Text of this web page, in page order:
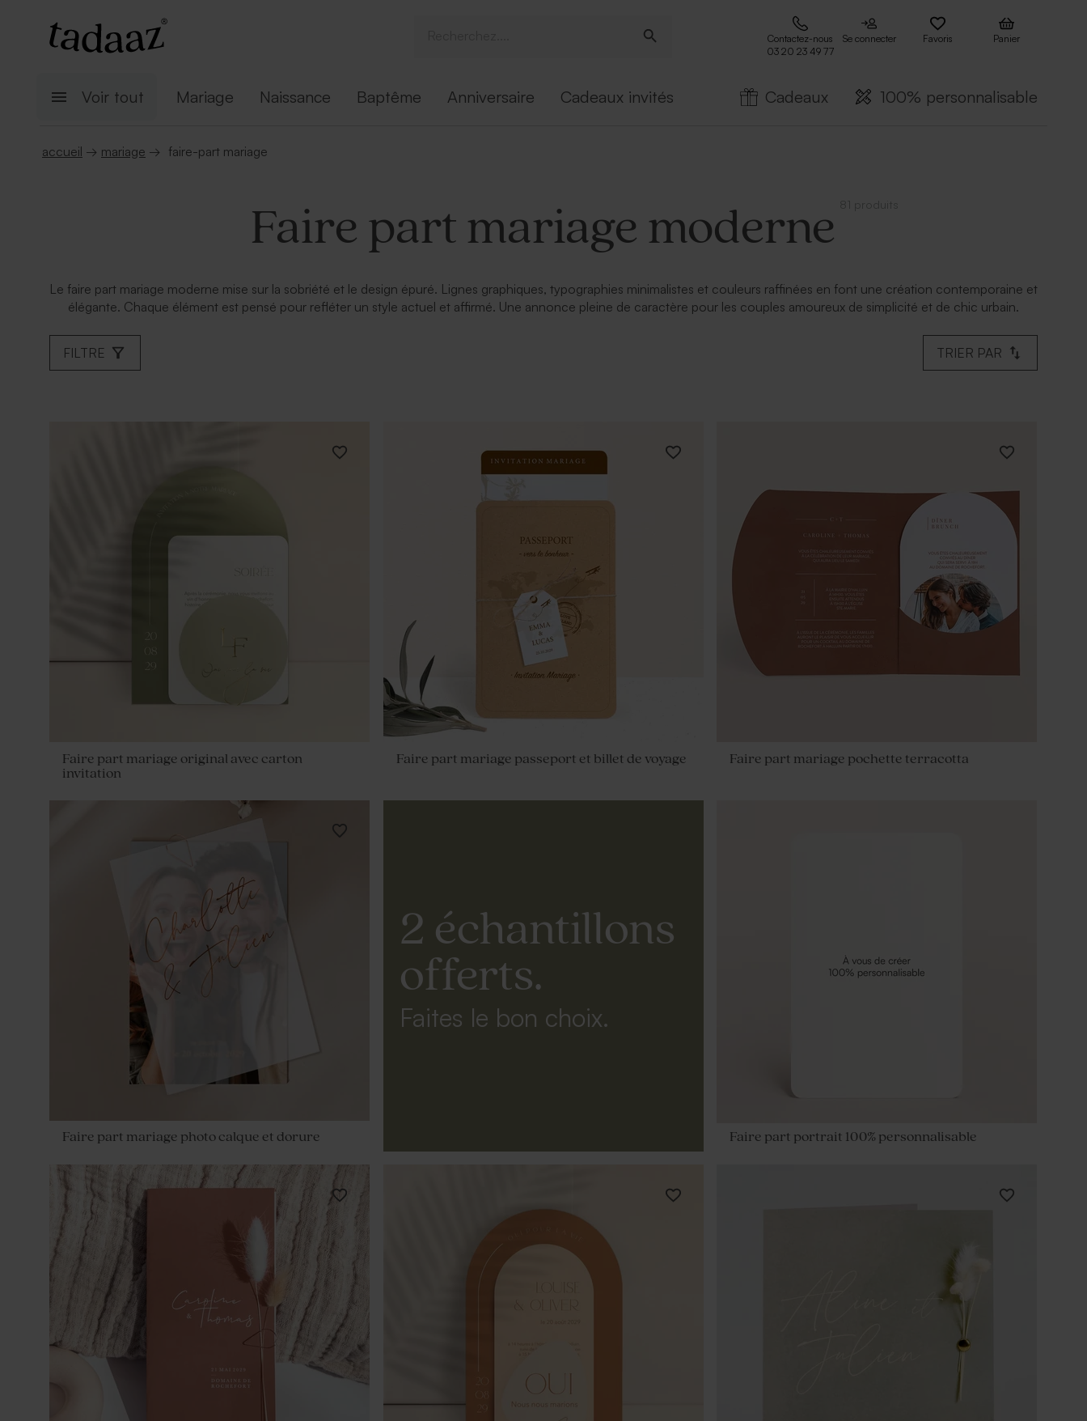
Contactez-nous
03 20 23 49 77
Se connecter Favoris Panier
Voir tout Mariage Naissance Baptême Anniversaire Cadeaux invités Cadeaux 100% personnalisable
accueil → mariage → faire-part mariage
Faire part mariage moderne
Le faire part mariage moderne mise sur la sobriété et le design épuré. Lignes graphiques, typographies minimalistes et couleurs raffinées en font une création contemporaine et
élégante. Chaque élément est pensé pour refléter un style actuel et affirmé. Une annonce pleine de caractère pour les couples amoureux de simplicité et de chic urbain.
FILTRE TRIER PAR
2 échantillons
offerts.
Faites le bon choix.
Faire part portrait 100% personnalisable
Faire part mariage original avec carton
invitation
Faire part mariage passeport et billet de voyage Faire part mariage pochette terracotta
Faire part mariage photo calque et dorure